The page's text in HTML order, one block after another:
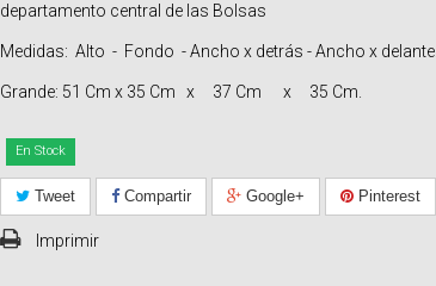
departamento central de las Bolsas
Medidas: Alto - Fondo - Ancho x detrás - Ancho x delante.
Grande: 51 Cm x 35 Cm x 37 Cm x 35 Cm.
En Stock
Tweet Compartir Google+ Pinterest
Imprimir